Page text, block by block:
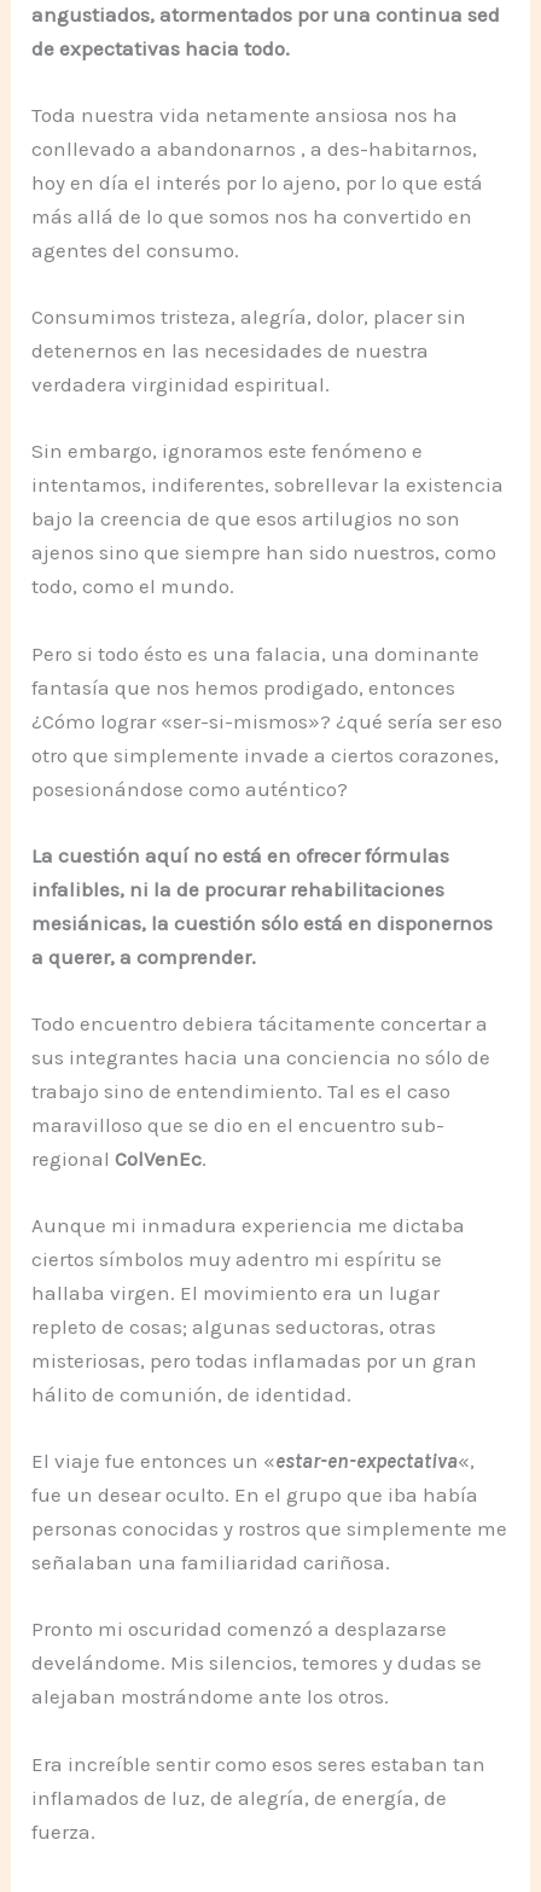
angustiados, atormentados por una continua sed
de expectativas hacia todo.
Toda nuestra vida netamente ansiosa nos ha
conllevado a abandonarnos , a des-habitarnos,
hoy en día el interés por lo ajeno, por lo que está
más allá de lo que somos nos ha convertido en
agentes del consumo.
Consumimos tristeza, alegría, dolor, placer sin
detenernos en las necesidades de nuestra
verdadera virginidad espiritual.
Sin embargo, ignoramos este fenómeno e
intentamos, indiferentes, sobrellevar la existencia
bajo la creencia de que esos artilugios no son
ajenos sino que siempre han sido nuestros, como
todo, como el mundo.
Pero si todo ésto es una falacia, una dominante
fantasía que nos hemos prodigado, entonces
¿Cómo lograr «ser-si-mismos»? ¿qué sería ser eso
otro que simplemente invade a ciertos corazones,
posesionándose como auténtico?
La cuestión aquí no está en ofrecer fórmulas
infalibles, ni la de procurar rehabilitaciones
mesiánicas, la cuestión sólo está en disponernos
a querer, a comprender.
Todo encuentro debiera tácitamente concertar a
sus integrantes hacia una conciencia no sólo de
trabajo sino de entendimiento. Tal es el caso
maravilloso que se dio en el encuentro sub-
regionalColVenEc.
Aunque mi inmadura experiencia me dictaba
ciertos símbolos muy adentro mi espíritu se
hallaba virgen. El movimiento era un lugar
repleto de cosas; algunas seductoras, otras
misteriosas, pero todas inflamadas por un gran
hálito de comunión, de identidad.
El viaje fue entonces un «estar-en-expectativa«,
fue un desear oculto. En el grupo que iba había
personas conocidas y rostros que simplemente me
señalaban una familiaridad cariñosa.
Pronto mi oscuridad comenzó a desplazarse
develándome. Mis silencios, temores y dudas se
alejaban mostrándome ante los otros.
Era increíble sentir como esos seres estaban tan
inflamados de luz, de alegría, de energía, de
fuerza.